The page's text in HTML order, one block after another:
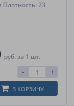
23
руб. за 1 шт.
- +
В КОРЗИНУ